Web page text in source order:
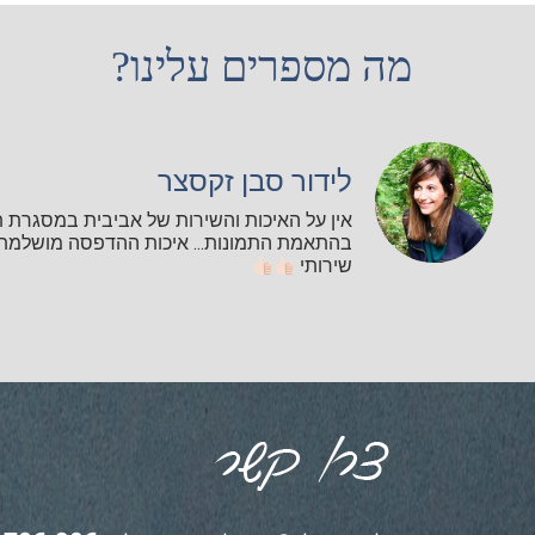
מה מספרים עלינו?
לידור סבן זקסצר
אין על האיכות והשירות של אביבית
בהתאמת התמונות... איכות ההדפסה מושלמת
שירותי